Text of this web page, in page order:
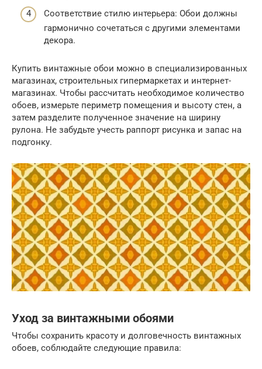
Соответствие стилю интерьера: Обои должны
гармонично сочетаться с другими элементами
декора.
Купить винтажные обои можно в специализированных
магазинах, строительных гипермаркетах и интернет-
магазинах. Чтобы рассчитать необходимое количество
обоев, измерьте периметр помещения и высоту стен, а
затем разделите полученное значение на ширину
рулона. Не забудьте учесть раппорт рисунка и запас на
подгонку.
Уход за винтажными обоями
Чтобы сохранить красоту и долговечность винтажных
обоев, соблюдайте следующие правила: